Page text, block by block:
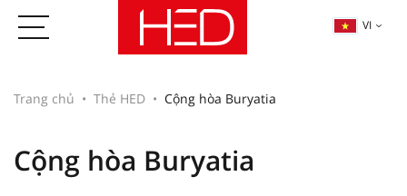
VI
Trang chủ Thẻ HED Cộng hòa Buryatia
Cộng hòa Buryatia